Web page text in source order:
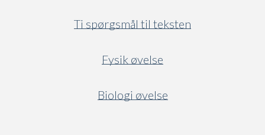
Ti spørgsmål til teksten
Fysik øvelse
Biologi øvelse